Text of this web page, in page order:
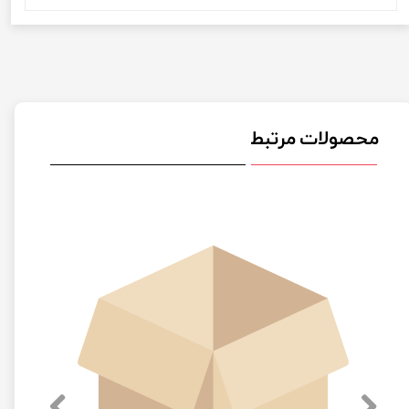
محصولات مرتبط